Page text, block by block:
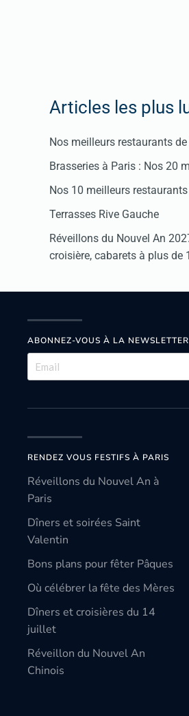
Articles les plus
Nos meilleurs restaurants
Brasseries à Paris : Nos 20
Nos 10 meilleurs
Terrasses Rive Gauche
Réveillons du Nouvel An
croisière, cabarets à plus de
ABONNEZ-VOUS À LA NEWSLETTER
RENDEZ VOUS FESTIFS À PARIS
Réveillons du Nouvel An à
Paris
Dîners et soirées Saint
Valentin
Bons plans pour fêter Pâques
Où célébrer la fête des Mères
Dîners et croisières du 14
juillet
Réveillon du Nouvel An
Chinois